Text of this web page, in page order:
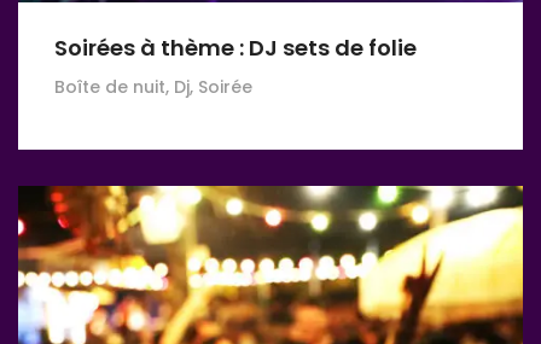
Soirées à thème : DJ sets de folie
Boîte de nuit, Dj, Soirée